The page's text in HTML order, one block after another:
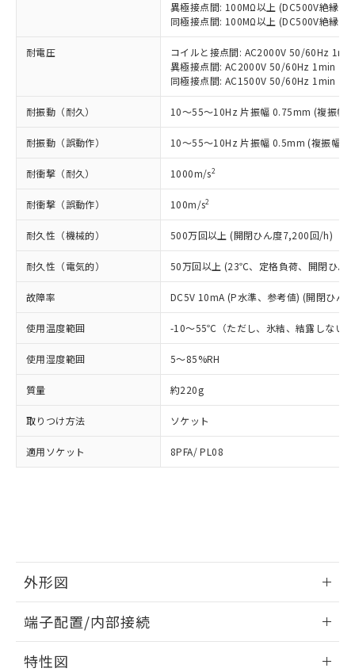
異極接点間: 100MΩ以上 (DC500V絶縁抵
同極接点間: 100MΩ以上 (DC500V絶縁抵
耐電圧
コイルと接点間: AC2000V 50/60Hz 1min
異極接点間: AC2000V 50/60Hz 1min
同極接点間: AC1500V 50/60Hz 1min
耐振動（耐久） 10～55～10Hz 片振幅 0.75mm (複振幅
耐振動（誤動作） 10～55～10Hz 片振幅 0.5mm (複振幅
耐衝撃（耐久） 1000m/s2
耐衝撃（誤動作） 100m/s2
耐久性（機械的） 500万回以上 (開閉ひん度7,200回/h)
耐久性（電気的） 50万回以上 (23℃、定格負荷、開閉ひん
故障率 DC5V 10mA (P水準、参考値) (開閉ひん
使用温度範囲 -10～55℃（ただし、氷結、結露しない
使用湿度範囲 5～85%RH
質量 約220g
取りつけ方法 ソケット
適用ソケット 8PFA/ PL08
外形図
外形図
端子配置/内部接続
特性図
ことをご了承ください。
在庫状況および標準価格照会結果は、
記載している更新日時点での社内デー
タに基づき作成されるものであり、閲
覧された時点での実際の在庫および標
準価格とは異なる場合があることをご
了承ください。
様のお取引先、またはお客様担当のオ
ムロン制御機器販売店・当社販売員に
オムロン制御機器販売店や当社販売拠
販売ネットワーク
」をご確認
ください。
在庫状況および標準価格結果を当社の
事前の承諾なく第三者に漏洩または開
示しないようお願いします。
マイパーツ機能（部品リスト作成サー
ビス）をご利用いただくには、I-Web
メンバーズにご登録されている必要が
お客様が当ウェブサイト上で当社にご
登録された部品リストについて、当社
および当社の共同利用者が、当社の製
品・サービスに関するお客様との取
引・商談に必要な範囲で利用すること
をご了承ください。
※当社の共同利用者とは、"個人情報
いたものが、含有品と判明した場合などや
むを得ず変更することがあります。
*EU RoHS指令（10物質）：
鉛(Pb) 1000ppm以下、 水銀(Hg) 1000ppm以下、 カド
ミウム(Cd) 100ppm以下、
六価クロム(Cr(Ⅵ)) 1000ppm以下、ポリ臭化ビフェニル
類(PBB) 1000ppm以下、ポリ臭化ジフェニルエーテル類
(PBDE) 1000ppm以下、フタル酸ビス(2-エチルヘキシ
ル) (DEHP)(別名：DOP) 1000ppm以下、フタル酸ブチ
ルベンジル（BBP） 1000ppm以下、フタル酸ジブチル
（DBP） 1000ppm以下、フタル酸ジイソブチル
(DIBP) 1000ppm以下
但し、RoHS指令で産業用監視および制御機器に対する
フタル酸エステル類の４物質については閾値を超える意
図的な使用がないことを確認しています。
※2 対応予定月
部品在庫の切り替え状況などにより、予定
月が前後することがあります。
※3 非含有証明書ダウンロード
下記の非含有証明書をダウンロードするこ
とができます。
EU RoHS指令（10物質）の非含有証明書
物質の対応では、対応完了までの期間は出
荷製品に未対応品が混在することから備考
欄に対応日を記載しておりました。
していることから、特段のことがない限
り、2022年1月12日より割愛しておりま
す。
基準値を超えていることを示します。
「－」：未確認です。当社販売部門へお問
い合わせください。
*中国RoHS10物質の基準値 (GB/T26572)：
Pb(鉛) :1000ppm、 Hg(水銀) : 1000ppm、 Cd(カドミウ
Cr(Ⅵ)(六価クロム) : 1000ppm、 PBBs(ポリ臭化ビフェ
DBP(フタル酸ジブチル) : 1000ppm、 DIBP(フタル酸ジ
イソブチル) : 1000ppm、 BBP(フタル酸ブチルベンジ
ル) : 1000ppm、
DEHP(フタル酸ビス(2-エチルヘキシル)) : 1000ppm
※2 環境保護使用期限
「ｅ」：有害物質（10物質）のすべてが基
準値以下であることを示します。
「10」：通常の使用状況下において有害物
質が外部に漏えいし、環境に深刻な影響を
及ぼさない年数を意味します。
「－」：未確認です。当社販売部門へお問
い合わせください。
当社は、これら貴社製品のうち、外国
為替および外国貿易法に定める商品
（以下｢規制貨物等」という）を輸出
または国外への提供する場合は、日本
国政府の輸出許可(または役務取引許
可)を取得するなどの必要な手続きを
当社は規制貨物を破棄する場合は、完
全に破砕するなど、違法に輸出されな
いよう必要な手段を講じます。
当社は貴社製品を、核兵器、ミサイ
ル、化学兵器、生物兵器またはその他
武器並びにこれらの製造装置等に一切
使用いたしません。
当社は、貴社製品を第三者に販売する
場合は、上記1、2および3の内容を当
該第三者に通知します。また当社は、
販売先および販売に係わる関係者が違
法に輸出するおそれがある場合は、取
り引きをいたしません。
一定数には満たないが在庫あり
－
在庫なし(最新の在庫状況につ
いては、お客様のお取引先、ま
たはお客様担当のオムロン制御
機器販売店・当社販売員にご確
認ください)
受注生産機種、また在庫状況の